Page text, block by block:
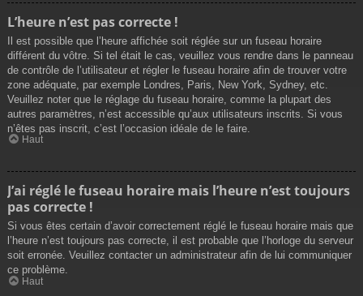
L’heure n’est pas correcte !
Il est possible que l’heure affichée soit réglée sur un fuseau horaire
différent du vôtre. Si tel était le cas, veuillez vous rendre dans le panneau
de contrôle de l’utilisateur et régler le fuseau horaire afin de trouver votre
zone adéquate, par exemple Londres, Paris, New York, Sydney, etc.
Veuillez noter que le réglage du fuseau horaire, comme la plupart des
autres paramètres, n’est accessible qu’aux utilisateurs inscrits. Si vous
n’êtes pas inscrit, c’est l’occasion idéale de le faire.
Haut
J’ai réglé le fuseau horaire mais l’heure n’est toujours
pas correcte !
Si vous êtes certain d’avoir correctement réglé le fuseau horaire mais que
l’heure n’est toujours pas correcte, il est probable que l’horloge du serveur
soit erronée. Veuillez contacter un administrateur afin de lui communiquer
ce problème.
Haut